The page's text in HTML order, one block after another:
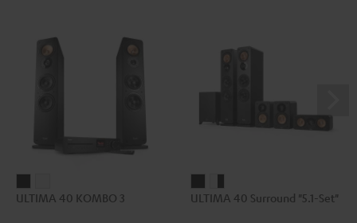
40 40
ULTIMA 40 KOMBO 3
40 40
ULTIMA 40 Surround "5.1-Set"